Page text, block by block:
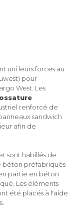
uni leurs forces au
pour
West. Les
ossature
renforcé de
sandwich
afin de
sont habillés de
béton préfabriqués
partie en béton
Les éléments
été placés à l'aide